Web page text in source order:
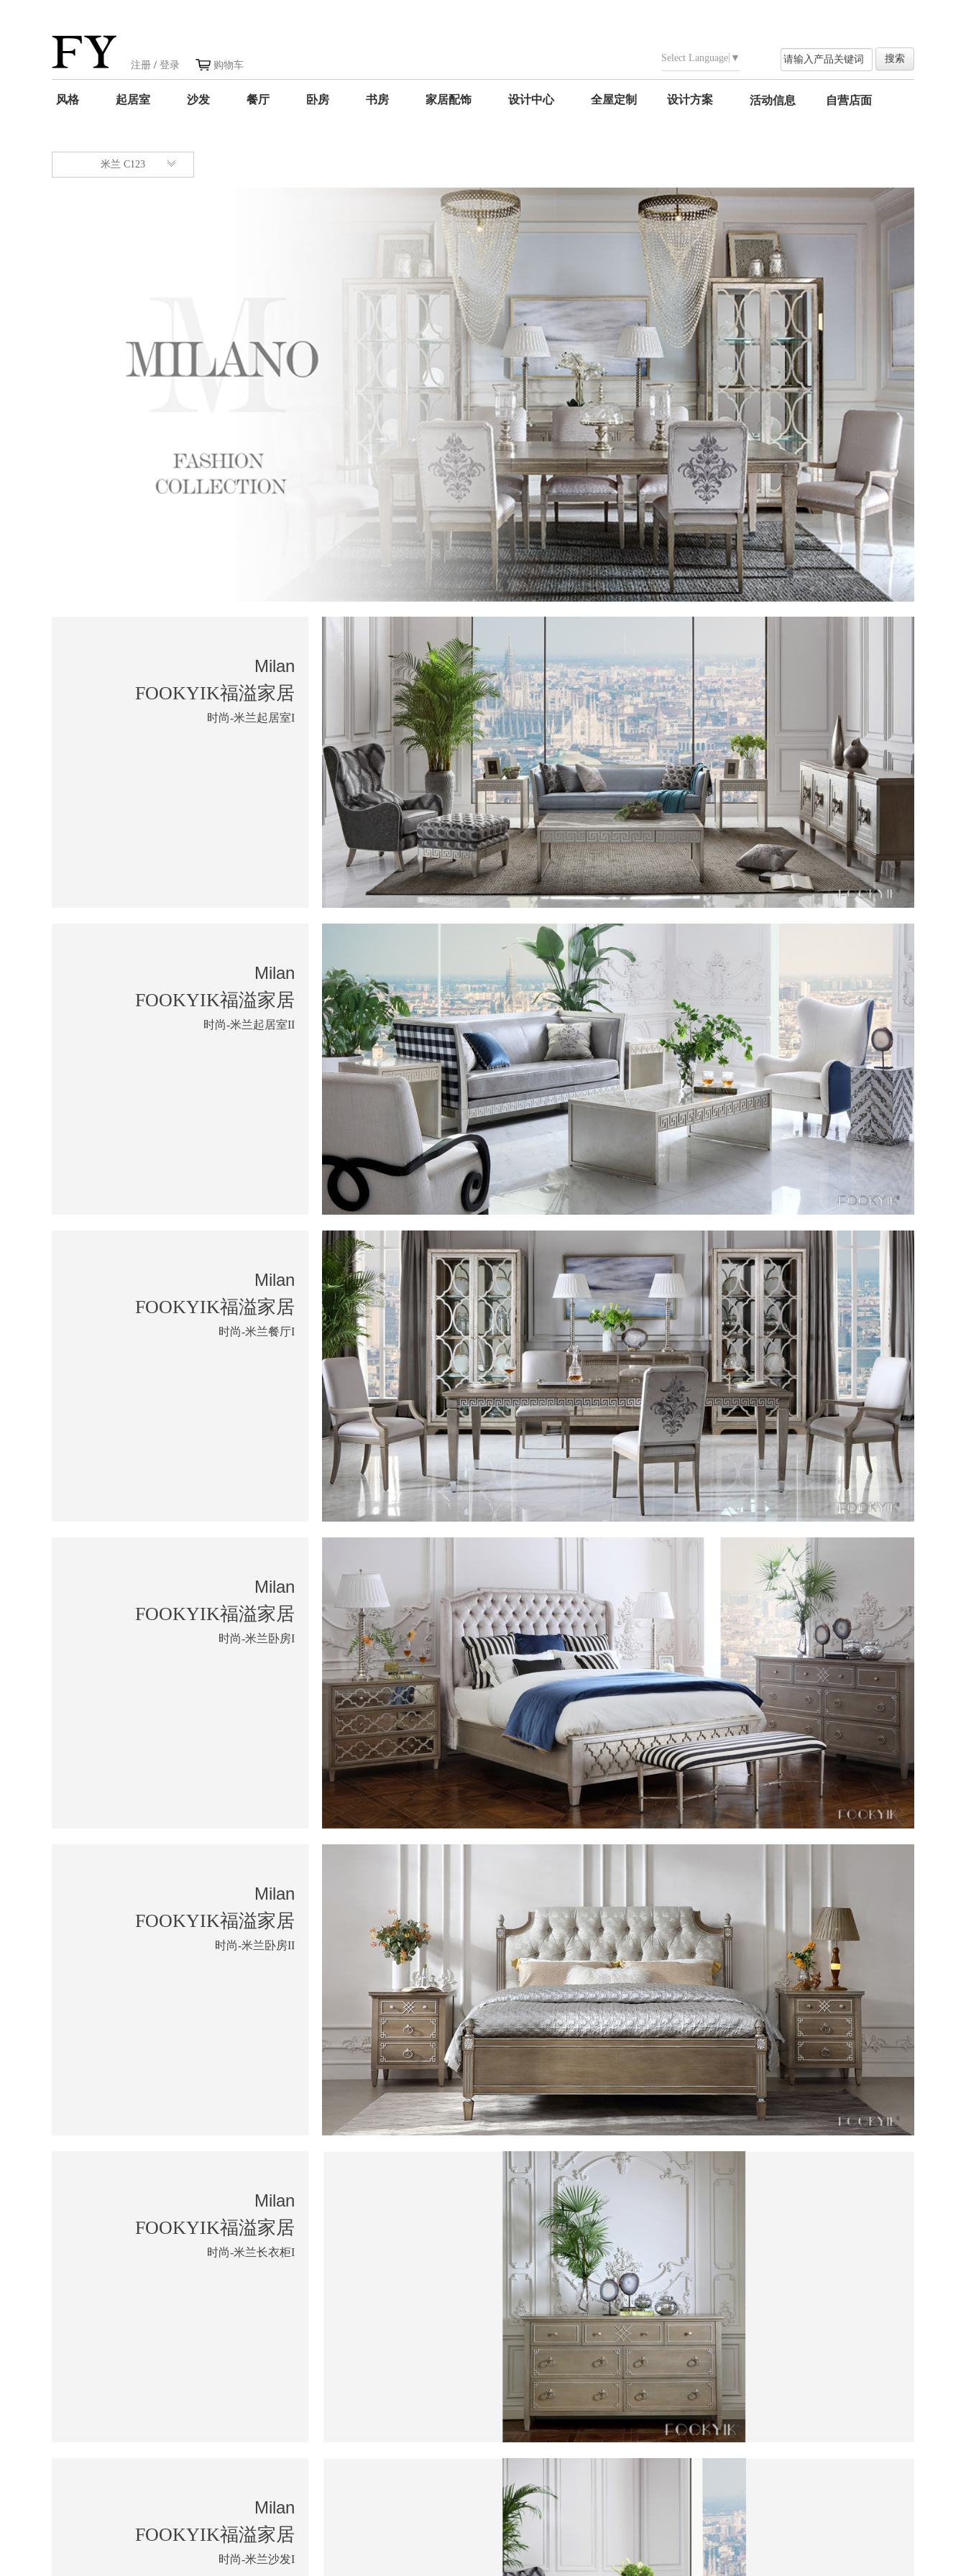
Select Language ▼
注册 / 登录 购物车
风格 起居室 沙发 餐厅 卧房 书房 家居配饰 设计中心 全屋定制 设计方案 活动信息 自营店面
米兰 C123
Milan
FOOKYIK福溢家居
时尚-米兰起居室I
Milan
FOOKYIK福溢家居
时尚-米兰起居室II
Milan
FOOKYIK福溢家居
时尚-米兰餐厅I
Milan
FOOKYIK福溢家居
时尚-米兰卧房I
Milan
FOOKYIK福溢家居
时尚-米兰卧房II
Milan
FOOKYIK福溢家居
时尚-米兰长衣柜I
Milan
FOOKYIK福溢家居
时尚-米兰沙发I